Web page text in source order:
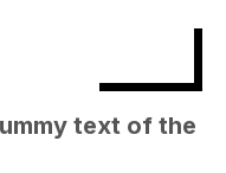
text of the